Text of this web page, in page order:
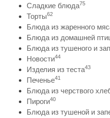
Сладкие блюда75
Торты62
Блюда из жаренного
Блюда из домашней
Блюда из тушеного и
Новости44
Изделия из теста43
Печенье41
Блюда из черствого
Пироги40
Блюда из тушеной и